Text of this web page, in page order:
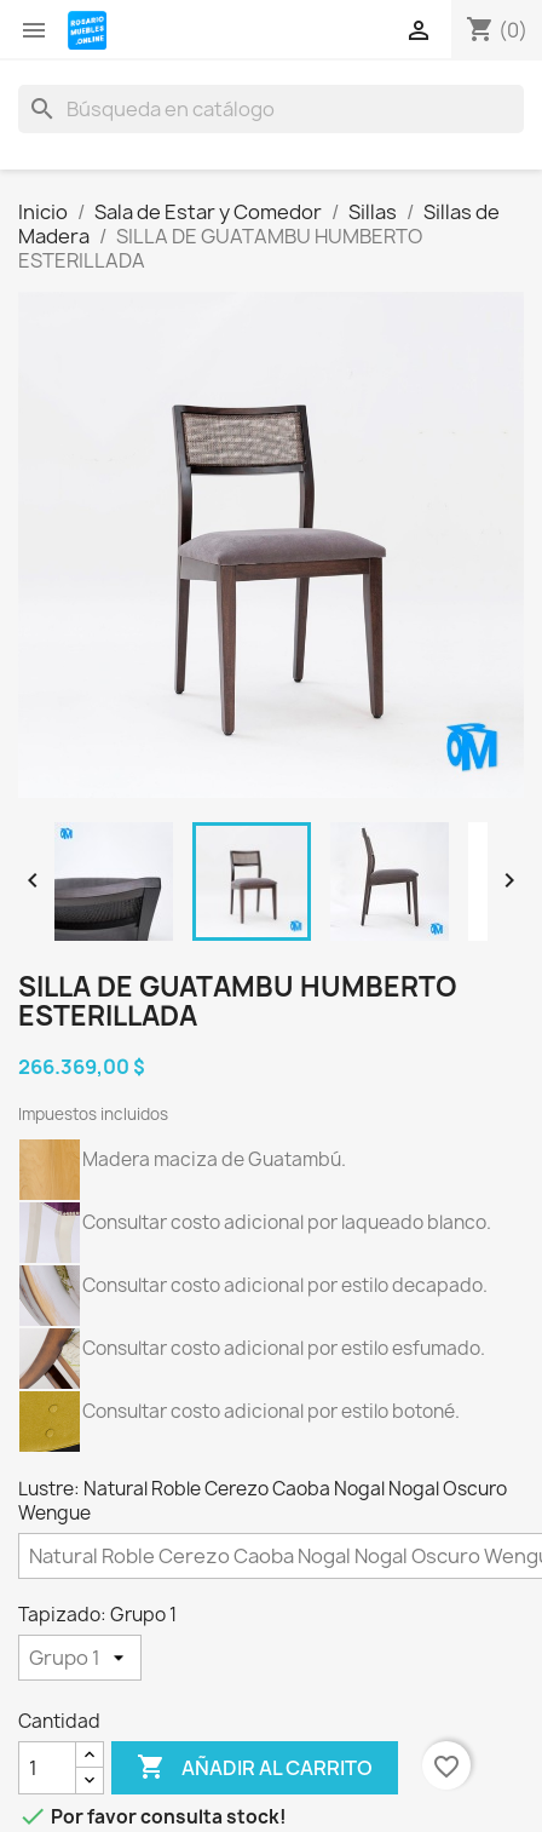
 shopping_cart (0)

search
Inicio Sala de Estar y Comedor Sillas
Sillas de
Madera
SILLA DE GUATAMBU HUMBERTO
ESTERILLADA
 
SILLA DE GUATAMBU HUMBERTO
ESTERILLADA
266.369,00 $
Impuestos incluidos
Madera maciza de Guatambú.
Consultar costo adicional por laqueado blanco.
Consultar costo adicional por estilo decapado.
Consultar costo adicional por estilo esfumado.
Consultar costo adicional por estilo botoné.
Lustre: Natural Roble Cerezo Caoba Nogal Nogal Oscuro
Wengue
Tapizado: Grupo 1
Cantidad
 AÑADIR AL CARRITO
favorite_border
 Por favor consulta stock!